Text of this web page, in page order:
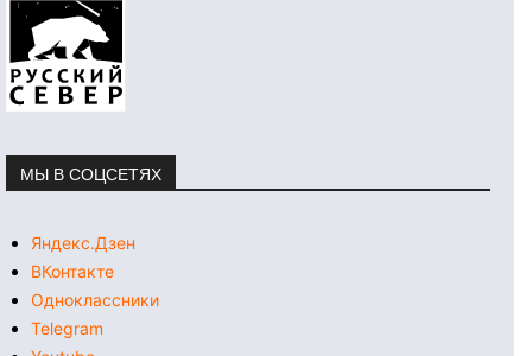
МЫ В СОЦСЕТЯХ
Яндекс.Дзен
ВКонтакте
Одноклассники
Telegram